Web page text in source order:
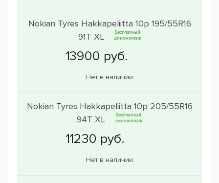
Nokian Tyres Hakkapeliitta 10p 195/55R16
91T XL
Бесплатный
шиномонтаж
Нет в наличии
Nokian Tyres Hakkapeliitta 10p 205/55R16
94T XL
Бесплатный
шиномонтаж
Нет в наличии